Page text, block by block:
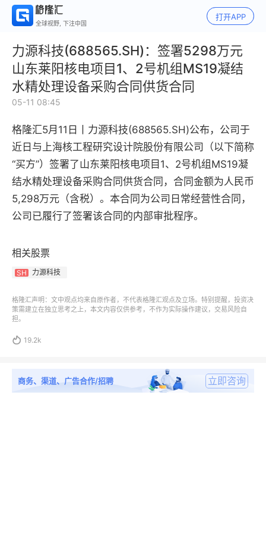
全球视野, 下注中国
打开APP
力源科技(688565.SH)：签署5298万元
山东莱阳核电项目1、2号机组MS19凝结
水精处理设备采购合同供货合同
05-11 08:45
格隆汇5月11日丨力源科技(688565.SH)公布，公司于
近日与上海核工程研究设计院股份有限公司（以下简称
“买方”）签署了山东莱阳核电项目1、2号机组MS19凝
结水精处理设备采购合同供货合同，合同金额为人民币
5,298万元（含税）。本合同为公司日常经营性合同，
公司已履行了签署该合同的内部审批程序。
相关股票
SH 力源科技
格隆汇声明：文中观点均来自原作者，不代表格隆汇观点及立场。特别提醒，投资决
策需建立在独立思考之上，本文内容仅供参考，不作为实际操作建议，交易风险自
担。
 19.2k
商务、渠道、广告合作/招聘 立即咨询